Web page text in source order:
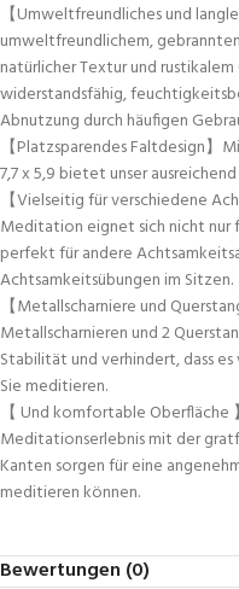
【Umweltfreundliches und
umweltfreundlichem,
natürlicher Textur und
widerstandsfähig,
Abnutzung durch häufigen
【Platzsparendes Faltdesign】
7,7 x 5,9 bietet unser
【Vielseitig für verschiedene
Meditation eignet sich nicht nur
perfekt für andere
Achtsamkeitsübungen im Sitzen.
【Metallscharniere und
Metallscharnieren und 2
Stabilität und verhindert, dass
Sie meditieren.
【 Und komfortable
Meditationserlebnis mit der
Kanten sorgen für eine
meditieren können.
Bewertungen (0)